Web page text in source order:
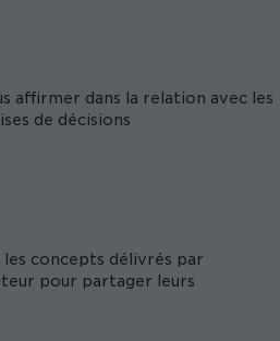
affirmer dans la relation avec les
de décisions
concepts délivrés par
pour partager leurs